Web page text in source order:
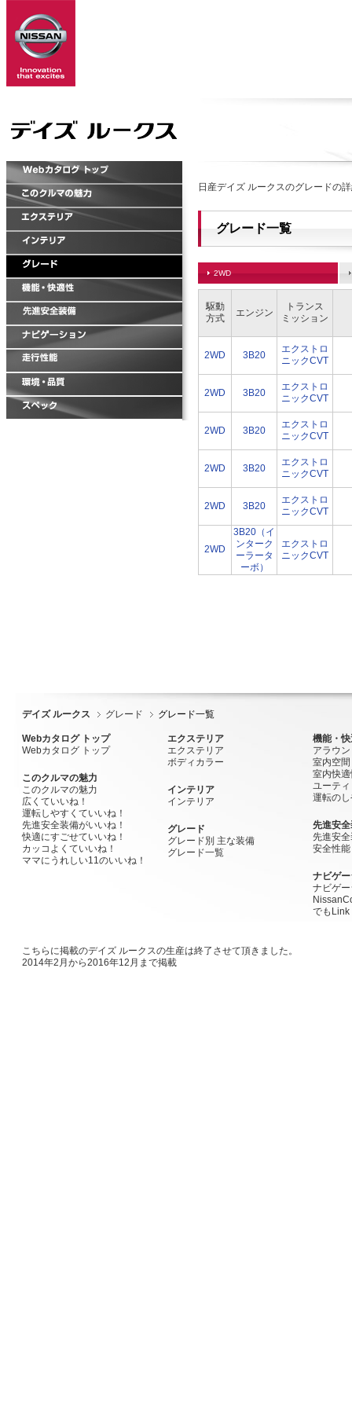
日産デイズ ルークスのグレードの
グレード一覧
2WD
駆動
方式
エンジン
トランス
ミッション
2WD 3B20
エクストロ
ニックCVT
2WD 3B20
エクストロ
ニックCVT
2WD 3B20
エクストロ
ニックCVT
2WD 3B20
エクストロ
ニックCVT
2WD 3B20
エクストロ
ニックCVT
2WD
3B20（イ
ンターク
ーラータ
ーボ）
エクストロ
ニックCVT
デイズ ルークス グレード グレード一覧
Webカタログ トップ
Webカタログ トップ
このクルマの魅力
このクルマの魅力
広くていいね！
運転しやすくていいね！
先進安全装備がいいね！
快適にすごせていいね！
カッコよくていいね！
ママにうれしい11のいいね！
エクステリア
エクステリア
ボディカラー
インテリア
インテリア
グレード
グレード別 主な装備
グレード一覧
機能・
アラウ
室内空間
室内快適
ユーテ
運転の
先進安
先進安
安全性能
ナビゲ
ナビゲ
でもLink
こちらに掲載のデイズ ルークスの生産は終了させて頂きました。
2014年2月から2016年12月まで掲載